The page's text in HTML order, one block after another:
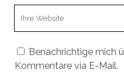
Benachrichtige mich
Kommentare via E-Mail.